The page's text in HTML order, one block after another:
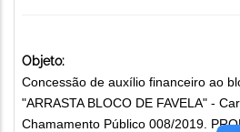
Objeto:
Concessão de auxílio financeiro ao
"ARRASTA BLOCO DE FAVELA" -
Chamamento Público 008/2019.